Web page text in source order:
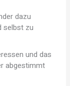
dazu
selbst zu
und das
abgestimmt